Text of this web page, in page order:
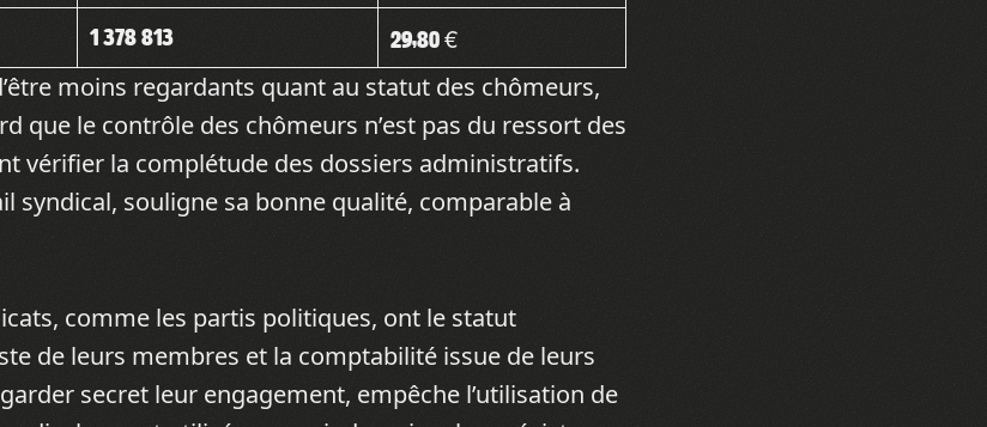
1 378 813 29,80 €
moins regardants quant au statut des chômeurs,
que le contrôle des chômeurs n’est pas du ressort des
vérifier la complétude des dossiers administratifs.
syndical, souligne sa bonne qualité, comparable à
comme les partis politiques, ont le statut
de leurs membres et la comptabilité issue de leurs
secret leur engagement, empêche l’utilisation de